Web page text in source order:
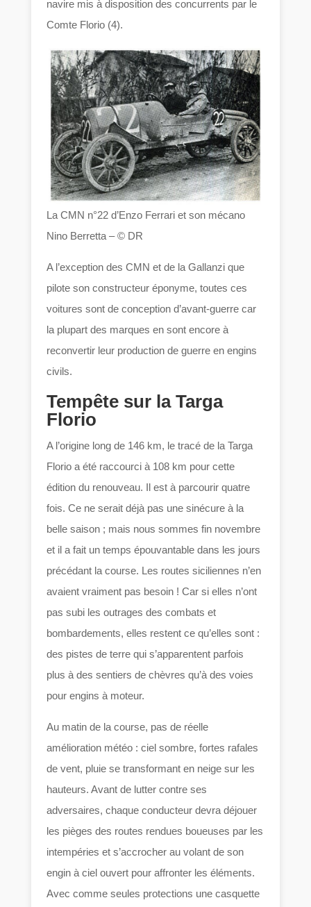
navire mis à disposition des concurrents par le
Comte Florio (4).
La CMN n°22 d’Enzo Ferrari et son mécano
Nino Berretta – © DR
A l’exception des CMN et de la Gallanzi que
pilote son constructeur éponyme, toutes ces
voitures sont de conception d’avant-guerre car
la plupart des marques en sont encore à
reconvertir leur production de guerre en engins
civils.
Tempête sur la Targa
Florio
A l’origine long de 146 km, le tracé de la Targa
Florio a été raccourci à 108 km pour cette
édition du renouveau. Il est à parcourir quatre
fois. Ce ne serait déjà pas une sinécure à la
belle saison ; mais nous sommes fin novembre
et il a fait un temps épouvantable dans les jours
précédant la course. Les routes siciliennes n’en
avaient vraiment pas besoin ! Car si elles n’ont
pas subi les outrages des combats et
bombardements, elles restent ce qu’elles sont :
des pistes de terre qui s’apparentent parfois
plus à des sentiers de chèvres qu’à des voies
pour engins à moteur.
Au matin de la course, pas de réelle
amélioration météo : ciel sombre, fortes rafales
de vent, pluie se transformant en neige sur les
hauteurs. Avant de lutter contre ses
adversaires, chaque conducteur devra déjouer
les pièges des routes rendues boueuses par les
intempéries et s’accrocher au volant de son
engin à ciel ouvert pour affronter les éléments.
Avec comme seules protections une casquette